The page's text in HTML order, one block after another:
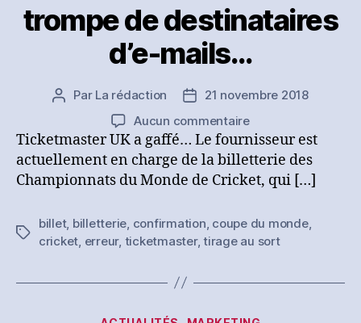
trompe de destinataires
d’e-mails…
Auteur
Par La rédaction
Date
l’article
21 novembre 2018
Aucun commentairesur
Ticketmaster
UK
se
trompe
destinataires
d’e-
Ticketmaster UK a gaffé… Le fournisseur est
actuellement en charge de la billetterie des
Championnats du Monde de Cricket, qui […]
Étiquettes
billet, billetterie confirmation coupe du monde,
cricket erreur, ticketmaster,tirage au sort
Catégories